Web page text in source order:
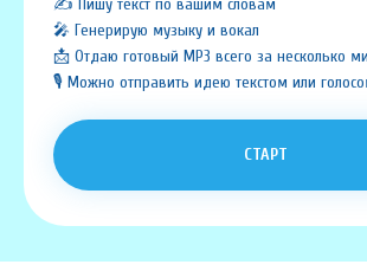
✍️ Пишу текст по вашим словам
🎤 Генерирую музыку и вокал
📩 Отдаю готовый MP3 всего за несколько
🎙️ Можно отправить идею текстом или
СТАРТ